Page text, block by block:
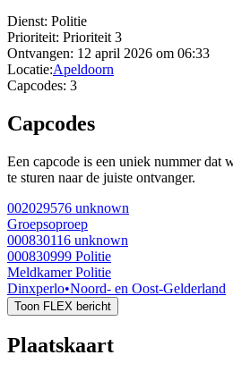
Dienst: Politie
Prioriteit: Prioriteit 3
Ontvangen: 12 april 2026 om 06:33
Locatie:Apeldoorn
Capcodes: 3
Capcodes
Een capcode is een uniek nummer dat
te sturen naar de juiste ontvanger.
002029576 unknown
Groepsoproep
000830116 unknown
000830999 Politie
Meldkamer Politie
Dinxperlo•Noord- en Oost-Gelderland
Toon FLEX bericht
Plaatskaart